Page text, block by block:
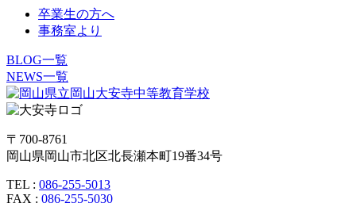
卒業生の方へ
事務室より
BLOG一覧
NEWS一覧
〒700-8761
岡山県岡山市北区北長瀬本町19番34号
TEL : 086-255-5013
FAX : 086-255-5030